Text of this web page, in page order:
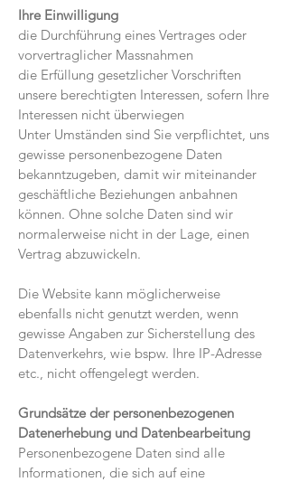
Ihre Einwilligung
die Durchführung eines Vertrages oder
vorvertraglicher Massnahmen
die Erfüllung gesetzlicher Vorschriften
unsere berechtigten Interessen, sofern Ihre
Interessen nicht überwiegen
Unter Umständen sind Sie verpflichtet, uns
gewisse personenbezogene Daten
bekanntzugeben, damit wir miteinander
geschäftliche Beziehungen anbahnen
können. Ohne solche Daten sind wir
normalerweise nicht in der Lage, einen
Vertrag abzuwickeln.
Die Website kann möglicherweise
ebenfalls nicht genutzt werden, wenn
gewisse Angaben zur Sicherstellung des
Datenverkehrs, wie bspw. Ihre IP-Adresse
etc., nicht offengelegt werden.
Grundsätze der personenbezogenen
Datenerhebung und Datenbearbeitung
Personenbezogene Daten sind alle
Informationen, die sich auf eine